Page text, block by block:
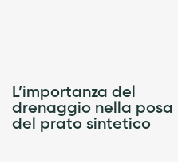
L’importanza del
drenaggio nella posa
del prato sintetico